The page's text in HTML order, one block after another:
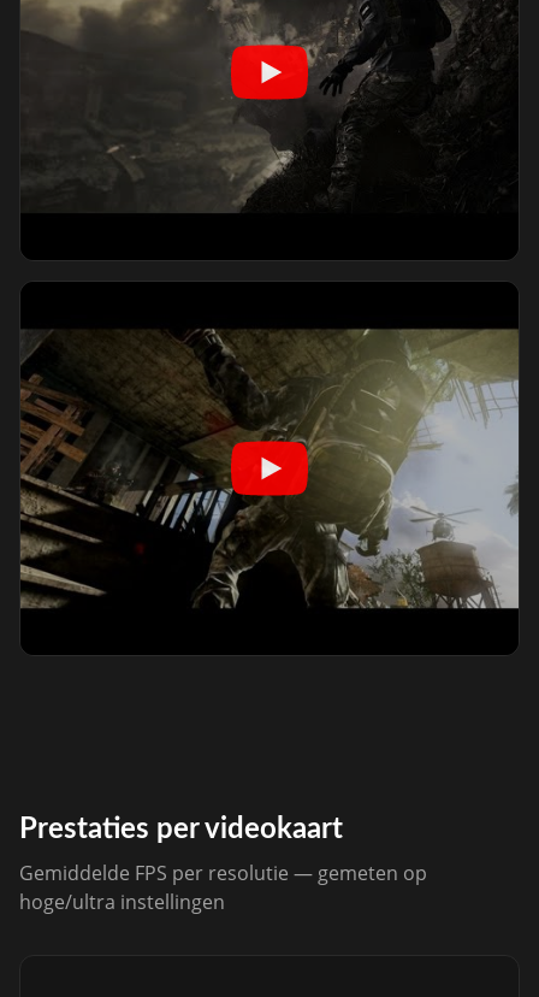
Prestaties per videokaart
Gemiddelde FPS per resolutie — gemeten op
hoge/ultra instellingen